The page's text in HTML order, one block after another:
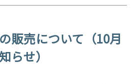
販売について（10月
らせ）